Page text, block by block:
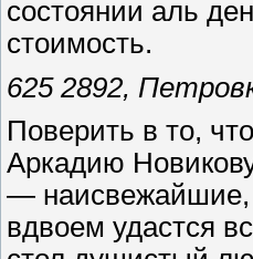
состоянии аль
стоимость.
625 2892,
Поверить в то,
Аркадию
— наисвежайшие,
вдвоем удастся